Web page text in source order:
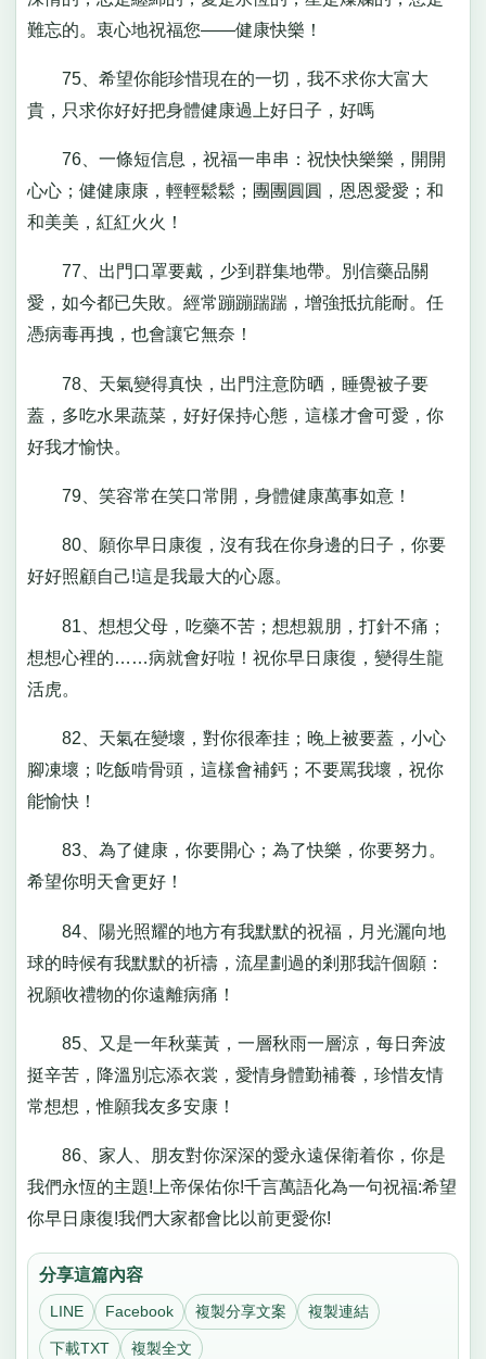
難忘的。衷心地祝福您——健康快樂！
75、希望你能珍惜現在的一切，我不求你大富大
貴，只求你好好把身體健康過上好日子，好嗎
76、一條短信息，祝福一串串：祝快快樂樂，開開
心心；健健康康，輕輕鬆鬆；團團圓圓，恩恩愛愛；和
和美美，紅紅火火！
77、出門口罩要戴，少到群集地帶。別信藥品關
愛，如今都已失敗。經常蹦蹦踹踹，增強抵抗能耐。任
憑病毒再拽，也會讓它無奈！
78、天氣變得真快，出門注意防晒，睡覺被子要
蓋，多吃水果蔬菜，好好保持心態，這樣才會可愛，你
好我才愉快。
79、笑容常在笑口常開，身體健康萬事如意！
80、願你早日康復，沒有我在你身邊的日子，你要
好好照顧自己!這是我最大的心愿。
81、想想父母，吃藥不苦；想想親朋，打針不痛；
想想心裡的……病就會好啦！祝你早日康復，變得生龍
活虎。
82、天氣在變壞，對你很牽挂；晚上被要蓋，小心
腳凍壞；吃飯啃骨頭，這樣會補鈣；不要罵我壞，祝你
能愉快！
83、為了健康，你要開心；為了快樂，你要努力。
希望你明天會更好！
84、陽光照耀的地方有我默默的祝福，月光灑向地
球的時候有我默默的祈禱，流星劃過的剎那我許個願：
祝願收禮物的你遠離病痛！
85、又是一年秋葉黃，一層秋雨一層涼，每日奔波
挺辛苦，降溫別忘添衣裳，愛情身體勤補養，珍惜友情
常想想，惟願我友多安康！
86、家人、朋友對你深深的愛永遠保衛着你，你是
我們永恆的主題!上帝保佑你!千言萬語化為一句祝福:希望
你早日康復!我們大家都會比以前更愛你!
分享這篇內容
LINE Facebook 複製分享文案 複製連結
下載TXT 複製全文